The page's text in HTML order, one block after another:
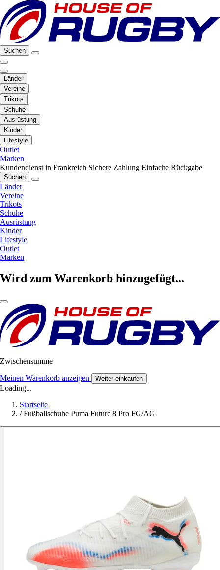
Suchen
Länder
Vereine
Trikots
Schuhe
Ausrüstung
Kinder
Lifestyle
Outlet
Marken
Kundendienst in Frankreich Sichere Zahlung Einfache Rückgabe
Suchen
Länder
Vereine
Trikots
Schuhe
Ausrüstung
Kinder
Lifestyle
Outlet
Marken
Wird zum Warenkorb hinzugefügt...
Zwischensumme
Meinen Warenkorb anzeigen Weiter einkaufen
Loading...
Startseite
/ Fußballschuhe Puma Future 8 Pro FG/AG